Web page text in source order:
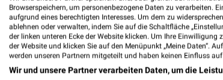
Apollo Angebote in
Frankenthal, Deutschland
483,69 km
Browserspeichern, um personenbezogene Daten zu verarbeiten.
aufgrund eines berechtigten Interesses. Um dem zu
ablehnen oder verwalten, indem Sie auf die Schaltfläche
der linken unteren Ecke der Website klicken. Um Ihre
der Website und klicken Sie auf den Menüpunkt „Meine Daten“.
werden unseren Partnern mitgeteilt und haben keinen Einfluss
Wir und unsere Partner verarbeiten Daten, um die